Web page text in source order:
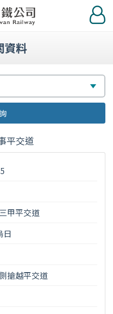
登
入
資料
平交道
甲平交道
日
搶越平交道